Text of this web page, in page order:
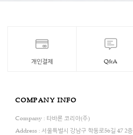
개인결제 Q&A
COMPANY INFO
Company : 타바론 코리아(주)
Address : 서울특별시 강남구 학동로56길 47 2층